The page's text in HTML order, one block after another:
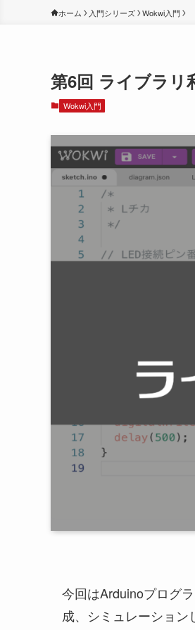
ホーム 入門シリーズ Wokwi入門
第6回 ライブラリ
Wokwi入門
今回はArduinoプログ
成、シミュレーション